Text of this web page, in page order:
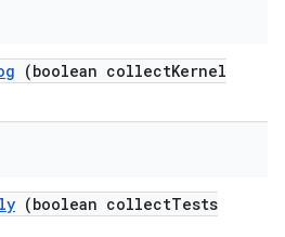
(boolean collectKernel
(boolean collectTests